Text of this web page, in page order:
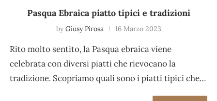
Pasqua Ebraica piatto tipici e tradizioni
by Giusy Pirosa 16 Marzo 2023
Rito molto sentito, la Pasqua ebraica viene
celebrata con diversi piatti che rievocano la
tradizione. Scopriamo quali sono i piatti tipici che…